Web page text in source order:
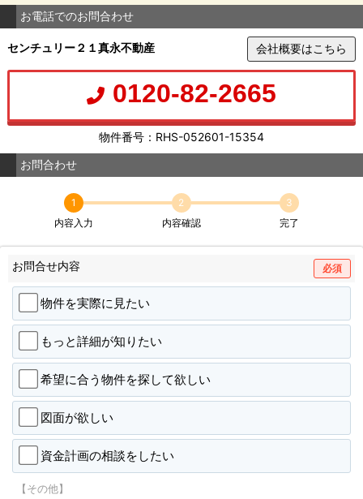
お電話でのお問合わせ
センチュリー２１真永不動産 会社概要はこちら
0120-82-2665
物件番号：RHS-052601-15354
お問合わせ
1
内容入力
2
内容確認
3
完了
お問合せ内容 必須
物件を実際に見たい
もっと詳細が知りたい
希望に合う物件を探して欲しい
図面が欲しい
資金計画の相談をしたい
【その他】